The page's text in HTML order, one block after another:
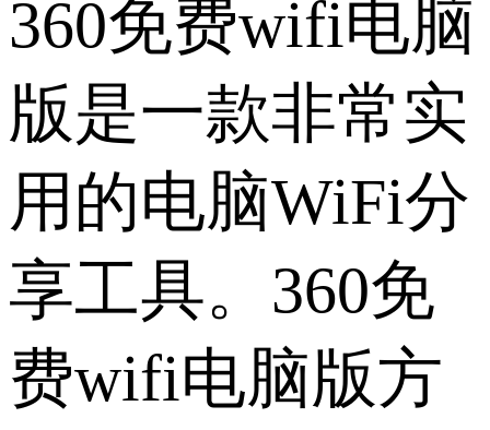
360免费wifi电脑
版是一款非常实
用的电脑WiFi分
享工具。360免
费wifi电脑版方